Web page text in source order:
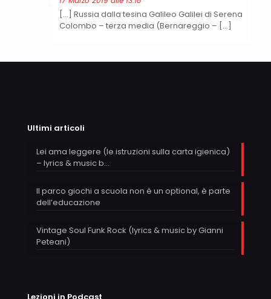
[…] Russia dalla tesina Galileo Galilei di Serena
Colombo – terza media (Bernareggio – […]
Ultimi articoli
Lei ama leggere (le istruzioni sulla carta igienica)
– lyrics & music b…
Il parco giochi a scuola non è un optional, è parte
dell’educazione
Vintage Soul Funk Rock (lyrics & music by Gianni
Peteani)